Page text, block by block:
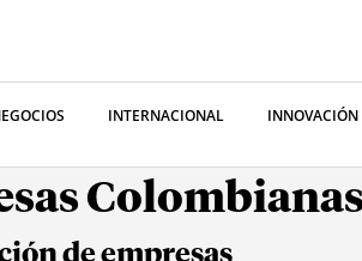
INTERNACIONAL INNOVACIÓN
de empresas